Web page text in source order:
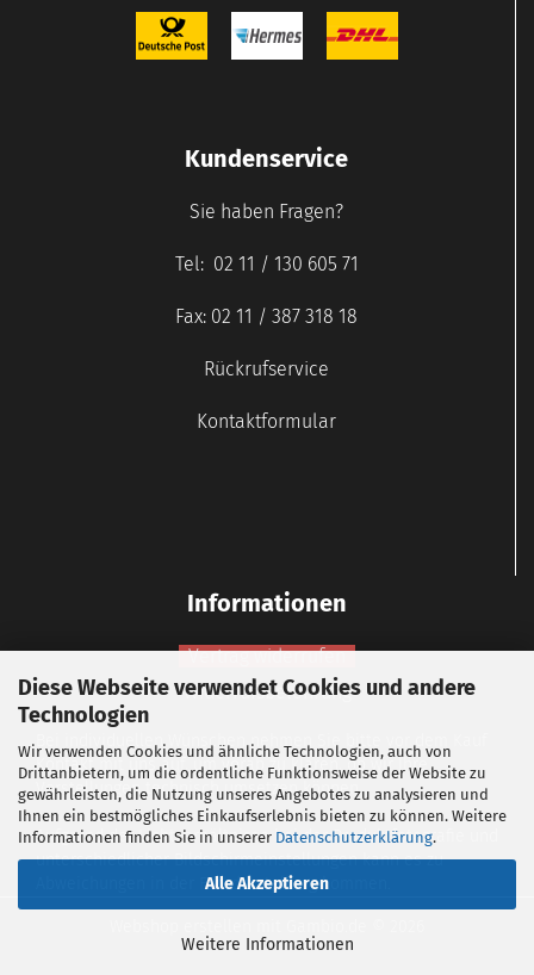
Diese Webseite verwendet Cookies und andere
Technologien
Wir verwenden Cookies und ähnliche Technologien, auch von
Drittanbietern, um die ordentliche Funktionsweise der Website zu
gewährleisten, die Nutzung unseres Angebotes zu analysieren und
Ihnen ein bestmögliches Einkaufserlebnis bieten zu können. Weitere
Informationen finden Sie in unserer Datenschutzerklärung.
Alle Akzeptieren
Weitere Informationen
Kundenservice
Sie haben Fragen?
Tel: 02 11 / 130 605 71
Fax: 02 11 / 387 318 18
Rückrufservice
Kontaktformular
Informationen
Vertrag widerrufen
Widerrufsbelehrung
Bei individuellen Wünschen nehmen Sie bitte vor dem Kauf
Kontakt mit uns auf, um vorab zu klären, ob wir Ihre
Vorstellungen technisch umsetzen können.
Aufgrund der Lichtverhältnisse bei der Produktfotografie und
unterschiedlicher Bildschirmeinstellungen kann es zu
Abweichungen in der Farbdarstellung kommen.